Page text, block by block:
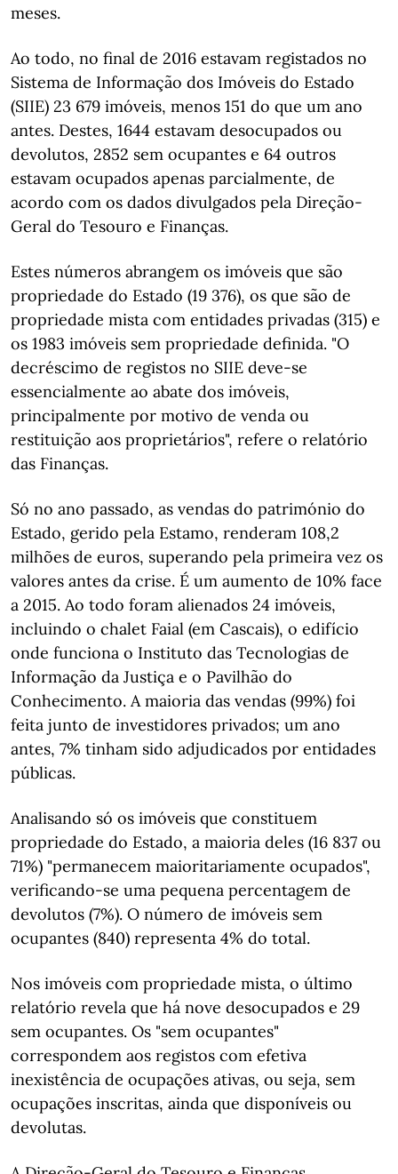
meses.
Ao todo, no final de 2016 estavam registados no
Sistema de Informação dos Imóveis do Estado
(SIIE) 23 679 imóveis, menos 151 do que um ano
antes. Destes, 1644 estavam desocupados ou
devolutos, 2852 sem ocupantes e 64 outros
estavam ocupados apenas parcialmente, de
acordo com os dados divulgados pela Direção-
Geral do Tesouro e Finanças.
Estes números abrangem os imóveis que são
propriedade do Estado (19 376), os que são de
propriedade mista com entidades privadas (315) e
os 1983 imóveis sem propriedade definida. "O
decréscimo de registos no SIIE deve-se
essencialmente ao abate dos imóveis,
principalmente por motivo de venda ou
restituição aos proprietários", refere o relatório
das Finanças.
Só no ano passado, as vendas do património do
Estado, gerido pela Estamo, renderam 108,2
milhões de euros, superando pela primeira vez os
valores antes da crise. É um aumento de 10% face
a 2015. Ao todo foram alienados 24 imóveis,
incluindo o chalet Faial (em Cascais), o edifício
onde funciona o Instituto das Tecnologias de
Informação da Justiça e o Pavilhão do
Conhecimento. A maioria das vendas (99%) foi
feita junto de investidores privados; um ano
antes, 7% tinham sido adjudicados por entidades
públicas.
Analisando só os imóveis que constituem
propriedade do Estado, a maioria deles (16 837 ou
71%) "permanecem maioritariamente ocupados",
verificando-se uma pequena percentagem de
devolutos (7%). O número de imóveis sem
ocupantes (840) representa 4% do total.
Nos imóveis com propriedade mista, o último
relatório revela que há nove desocupados e 29
sem ocupantes. Os "sem ocupantes"
correspondem aos registos com efetiva
inexistência de ocupações ativas, ou seja, sem
ocupações inscritas, ainda que disponíveis ou
devolutas.